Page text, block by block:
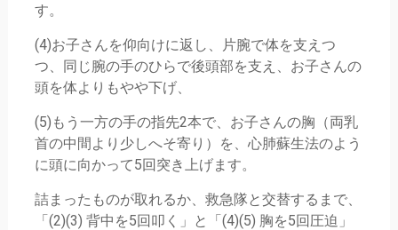
す。
(4)お子さんを仰向けに返し、片腕で体を支えつ
つ、同じ腕の手のひらで後頭部を支え、お子さんの
頭を体よりもやや下げ、
(5)もう一方の手の指先2本で、お子さんの胸（両乳
首の中間より少しへそ寄り）を、心肺蘇生法のよう
に頭に向かって5回突き上げます。
詰まったものが取れるか、救急隊と交替するまで、
「(2)(3) 背中を5回叩く」と「(4)(5) 胸を5回圧迫」